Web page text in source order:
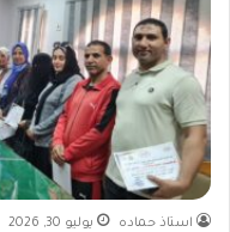
استاذ حماده يوليو 30, 2026